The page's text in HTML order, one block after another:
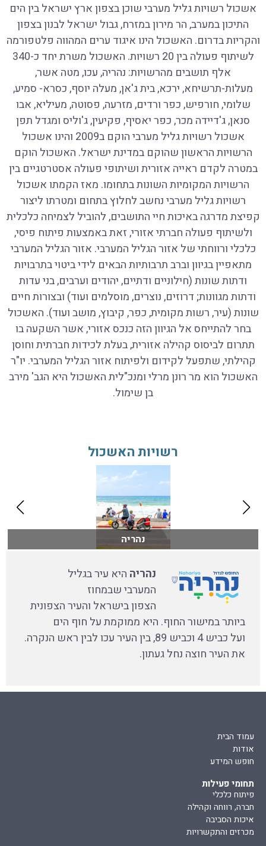
אשכול רשויות גליל מערבי שוכן בצפון ארץ ישראל בין הים
התיכון במערב, הר מירון במזרח, גבול ישראל לבנון בצפון
והקריות בדרום. האשכול הינו איגוד ערים המהווה פלטפורמה
לשיתוף פעולה בין 20 רשויות. האשכול משרת יחד כ-340
אלף תושבים מהרשויות: נהריה, עכו, מטה אשר,
מעלות-תרשיחא, ירכא, בית ג'אן, מעלה יוסף, כסרא- סמיע,
שלומי, חורפיש, כפר ורדים, מזרעה, פסוטה, מעיליא, אבו
סנאן, ג'דיידה מכר, כפר יאסיף, פקיעין, ג'וליס ומגדל תפן
אשכול רשויות גליל מערבי הוקם ב2009 והינו אשכול
הרשויות הראשון שהוקם במדינת ישראל. האשכול הוקם
במטרה לקדם ראייה אזורית ושיתופי פעולה אסטרטגיים בין
הרשויות המקומיות השונות בתחומו. מאז הקמתו אשכול
רשויות גליל מערבי נחשב לחלוץ בתחום ומטרתו ליצור
קפיצת מדרגה באיכות חיי התושבים, להוביל לצמיחה כלכלית
ולשיתוף פעולה חברתי אזורי, זאת באמצעות פיתוח פיסי,
כלכלי ורווחתי של אזור הגליל המערבי. אזור הגליל המערבי
מתאפיין בגיוון וברב תרבותיות הבאים לידי ביטוי בתרבויות
ודתות שונות (חילוניים ודתיים, יהודים וערבים, בני עדות
ודתות מגוונות; דרוזים, נוצרים, מוסלמים ועוד) ובצורות חיים
שונות (עיר, רשות מקומית, כפר, קיבוץ, מושב ועוד). האשכול
בחר להתייחס אל הגיוון הזה כנכס אזורי, אשר השקעה בו
תתרום לביסוס קהילה אזורית, בעלת לכידות חברתית וחוסן
קהילתי, שתפעל לקידום ולפיתוח אזור הגליל המערבי. יו"ר
האשכול הוא מר רונן מרלי ומנכ"לית האשכול היא הגב' מירב
בן שימול.
רשויות האשכול
נהריה
נהריה היא עיר בגליל
המערבי שבמחוז
הצפון בישראל והעיר הצפונית
ביותר במישור החוף. היא ממוקמת על חוף הים
ועל כביש 4 וכביש 89, בין העיר עכו לבין ראש הנקרה.
את העיר חוצה נחל געתון.
עמוד הבית
אודות
חופש המידע
תחומי פעילות
פיתוח כלכלי
חברה, רווחה וקהילה
איכות הסביבה
מכרזים והתקשרויות